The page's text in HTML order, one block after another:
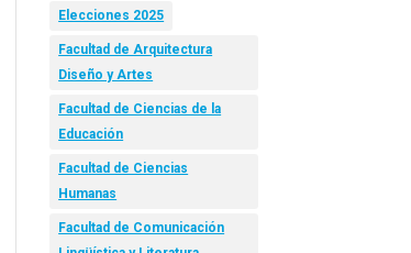
Elecciones 2025
Facultad de Arquitectura
Diseño y Artes
Facultad de Ciencias de la
Educación
Facultad de Ciencias
Humanas
Facultad de Comunicación